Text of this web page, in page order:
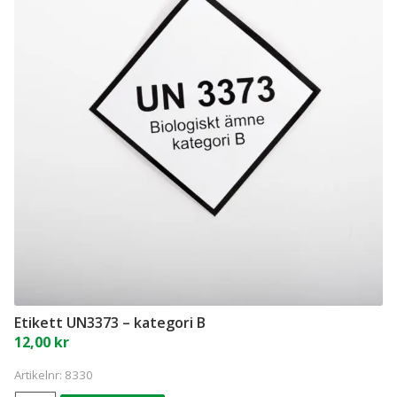
Så här fungerar det (pdf)
Isolerade transportboxar
Alla produkter
Tillbehör transportboxar
Etikett UN3373 – kategori B
12,00 kr
Artikelnr: 8330